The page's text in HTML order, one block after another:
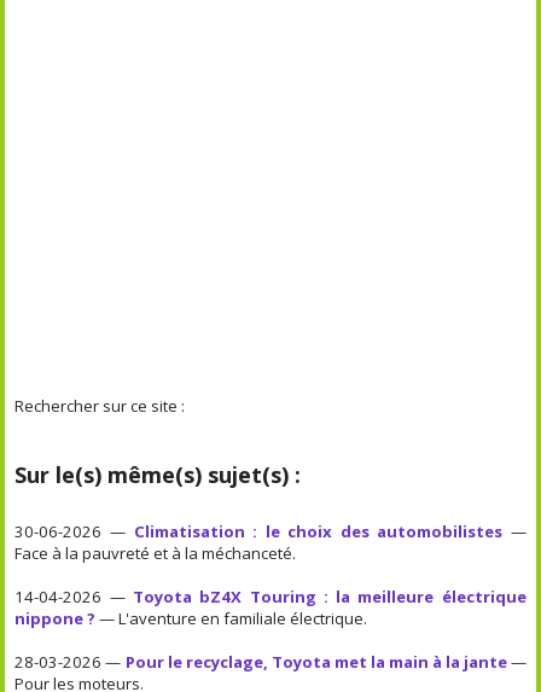
Rechercher sur ce site :
Sur le(s) même(s) sujet(s) :
30-06-2026 — Climatisation : le choix des automobilistes —
Face à la pauvreté et à la méchanceté.
14-04-2026 — Toyota bZ4X Touring : la meilleure électrique
nippone ? — L'aventure en familiale électrique.
28-03-2026 — Pour le recyclage, Toyota met la main à la jante—
Pour les moteurs.